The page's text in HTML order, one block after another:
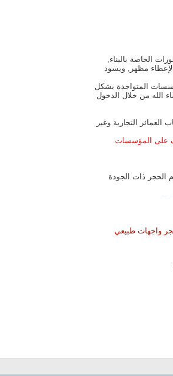
الخاصة بالبناء,
لإعطاء مظهر, ويسود
المتواجدة بشكل
الله من خلال الدخول
التجارية وغير
على المؤسسات
الحجر ذات الجودة
واجهات طبيعي